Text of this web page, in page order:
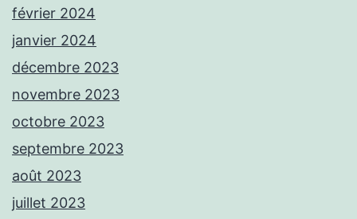
février 2024
janvier 2024
décembre 2023
novembre 2023
octobre 2023
septembre 2023
août 2023
juillet 2023